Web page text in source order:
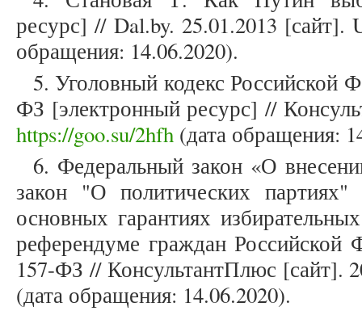
ресурс] // Dal.by. 25.01.2013
обращения: 14.06.2020).
5. Уголовный кодекс Российской
ФЗ [электронный ресурс] //
https://goo.su/2hfh (дата обращения:
6. Федеральный закон «О
закон "О политических
основных гарантиях
референдуме граждан Российской
157-ФЗ // КонсультантПлюс [сайт].
(дата обращения: 14.06.2020).